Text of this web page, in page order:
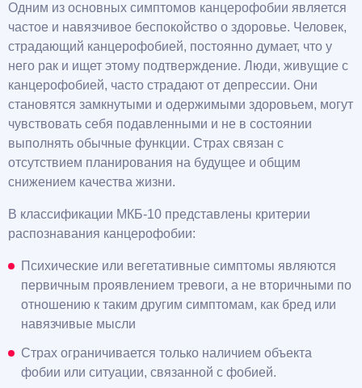
Одним из основных симптомов канцерофобии является
частое и навязчивое беспокойство о здоровье. Человек,
страдающий канцерофобией, постоянно думает, что у
него рак и ищет этому подтверждение. Люди, живущие с
канцерофобией, часто страдают от депрессии. Они
становятся замкнутыми и одержимыми здоровьем, могут
чувствовать себя подавленными и не в состоянии
выполнять обычные функции. Страх связан с
отсутствием планирования на будущее и общим
снижением качества жизни.
В классификации МКБ-10 представлены критерии
распознавания канцерофобии:
Психические или вегетативные симптомы являются
первичным проявлением тревоги, а не вторичными по
отношению к таким другим симптомам, как бред или
навязчивые мысли
Страх ограничивается только наличием объекта
фобии или ситуации, связанной с фобией.